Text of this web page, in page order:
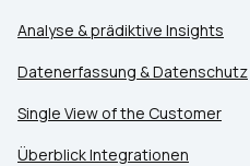
Analyse & prädiktive Insights
Datenerfassung & Datenschutz
Single View of the Customer
Überblick Integrationen